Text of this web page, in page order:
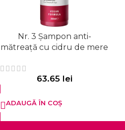
Nr. 3 Șampon anti-
mătreață cu cidru de mere
63.65 lei
ADAUGĂ ÎN COȘ